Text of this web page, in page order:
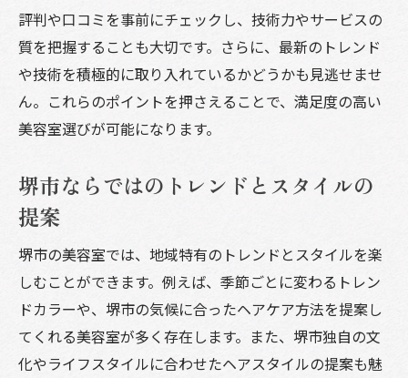
お客様の満足度を高めるための取り組み
美容室で提供される心を癒すメニュー
堺市のサロンで体験できる贅沢なひととき
訪れるたびに発見がある美容室の楽しみ方
堺市の美容室が提案する季節ごとのヘアスタイ
季節に合わせたヘアカラーの楽しみ方
季節感を取り入れたスタイルチェンジの魅
力
季節ごとに変化する似合わせカットのポイ
ント
ヘアケアで季節によるダメージを防ぐ方法
評判や口コミを事前にチェックし、技術力やサービスの
質を把握することも大切です。さらに、最新のトレンド
や技術を積極的に取り入れているかどうかも見逃せませ
ん。これらのポイントを押さえることで、満足度の高い
美容室選びが可能になります。
堺市ならではのトレンドとスタイルの
提案
堺市の美容室では、地域特有のトレンドとスタイルを楽
しむことができます。例えば、季節ごとに変わるトレン
ドカラーや、堺市の気候に合ったヘアケア方法を提案し
てくれる美容室が多く存在します。また、堺市独自の文
化やライフスタイルに合わせたヘアスタイルの提案も魅